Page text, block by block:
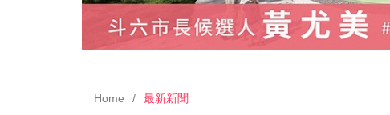
Home 最新新聞